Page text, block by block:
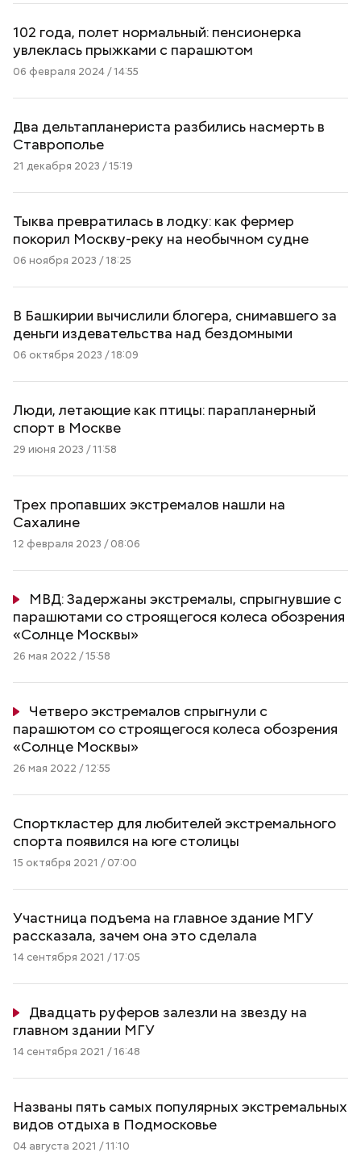
102 года, полет нормальный: пенсионерка
увлеклась прыжками с парашютом
06 февраля 2024 / 14:55
Два дельтапланериста разбились насмерть в
Ставрополье
21 декабря 2023 / 15:19
Тыква превратилась в лодку: как фермер
покорил Москву-реку на необычном судне
06 ноября 2023 / 18:25
В Башкирии вычислили блогера, снимавшего за
деньги издевательства над бездомными
06 октября 2023 / 18:09
Люди, летающие как птицы: парапланерный
спорт в Москве
29 июня 2023 / 11:58
Трех пропавших экстремалов нашли на
Сахалине
12 февраля 2023 / 08:06
МВД: Задержаны экстремалы, спрыгнувшие с
парашютами со строящегося колеса обозрения
«Солнце Москвы»
26 мая 2022 / 15:58
Четверо экстремалов спрыгнули с
парашютом со строящегося колеса обозрения
«Солнце Москвы»
26 мая 2022 / 12:55
Спорткластер для любителей экстремального
спорта появился на юге столицы
15 октября 2021 / 07:00
Участница подъема на главное здание МГУ
рассказала, зачем она это сделала
14 сентября 2021 / 17:05
Двадцать руферов залезли на звезду на
главном здании МГУ
14 сентября 2021 / 16:48
Названы пять самых популярных экстремальных
видов отдыха в Подмосковье
04 августа 2021 / 11:10